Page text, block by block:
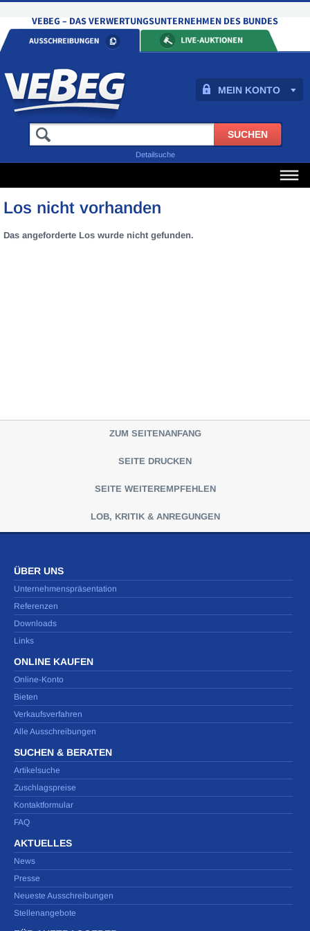
MEIN KONTO
Detailsuche
Los nicht vorhanden
Das angeforderte Los wurde nicht gefunden.
ZUM SEITENANFANG
SEITE DRUCKEN
SEITE WEITEREMPFEHLEN
LOB, KRITIK & ANREGUNGEN
ÜBER UNS
Unternehmenspräsentation
Referenzen
Downloads
Links
ONLINE KAUFEN
Online-Konto
Bieten
Verkaufsverfahren
Alle Ausschreibungen
SUCHEN & BERATEN
Artikelsuche
Zuschlagspreise
Kontaktformular
FAQ
AKTUELLES
News
Presse
Neueste Ausschreibungen
Stellenangebote